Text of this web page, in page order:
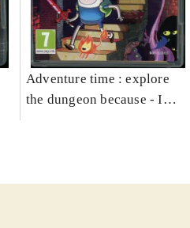
Adventure time : explore
the dungeon because - I